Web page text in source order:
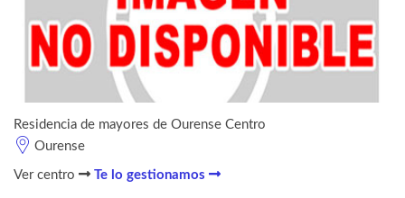
Residencia de mayores de Ourense Centro
Ourense
Ver centro Te lo gestionamos